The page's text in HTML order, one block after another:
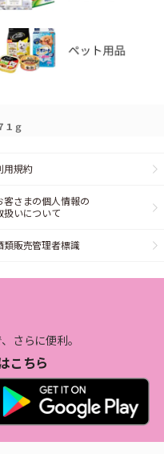
１ｇ
用規約
客さまの個人情報の
扱いについて
類販売管理者標識
さらに便利。
こちら